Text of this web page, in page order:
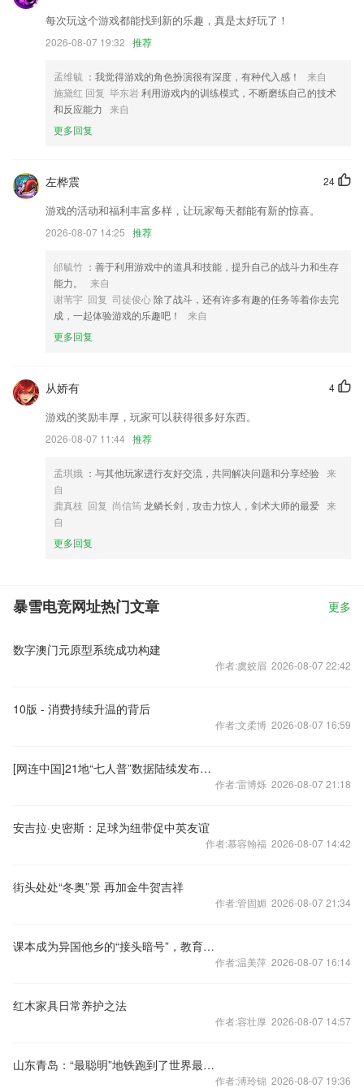
新增卫生间点检功能;
丰富了新人注册礼包，订酒店更优惠
简化ETC安装激活流程；
添加本地天气实时提醒功能
联系我们
改。
每次玩这个游戏都能找到新的乐趣，真是太好玩了！
2026-08-07 19:32 推荐
孟维毓 ：我觉得游戏的角色扮演很有深度，有种代入感！
来自
施黛红 回复 毕东岩 利用游戏内的训练模式，不断磨练自己的技术
和反应能力 来自
更多回复
24
左桦震
游戏的活动和福利丰富多样，让玩家每天都能有新的惊喜。
2026-08-07 14:25 推荐
邰毓竹 ：善于利用游戏中的道具和技能，提升自己的战斗力和生存
能力。
来自
谢苇宇 回复 司徒俊心除了战斗，还有许多有趣的任务等着你去完
成，一起体验游戏的乐趣吧！
来自
更多回复
4
从娇有
游戏的奖励丰厚，玩家可以获得很多好东西。
2026-08-07 11:44 推荐
孟琪娥 ：与其他玩家进行友好交流，共同解决问题和分享经验 来
自
龚真枝 回复 尚信筠 龙鳞长剑，攻击力惊人，剑术大师的最爱 来
自
更多回复
暴雪电竞网址热门文章 更多
数字澳门元原型系统成功构建
作者:虞姣眉 2026-08-07 22:42
10版 - 消费持续升温的背后
作者:文柔博 2026-08-07 16:59
[网连中国]21地“七人普”数据陆续发布，“户口本”迎5大变化
作者:雷博烁 2026-08-07 21:18
安吉拉·史密斯：足球为纽带促中英友谊
作者:慕容翰福 2026-08-07 14:42
街头处处“冬奥”景 再加金牛贺吉祥
作者:管固媚 2026-08-07 21:34
课本成为异国他乡的“接头暗号”，教育闭环在此刻完成
作者:温美萍 2026-08-07 16:14
红木家具日常养护之法
作者:容壮厚 2026-08-07 14:57
山东青岛：“最聪明”地铁跑到了世界最前列
作者:溥玲锦 2026-08-07 19:36